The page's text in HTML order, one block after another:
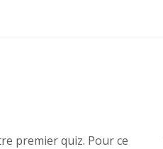
premier quiz. Pour ce